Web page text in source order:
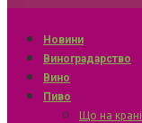
Новини
Виноградарство
Вино
Пиво
Що на крані